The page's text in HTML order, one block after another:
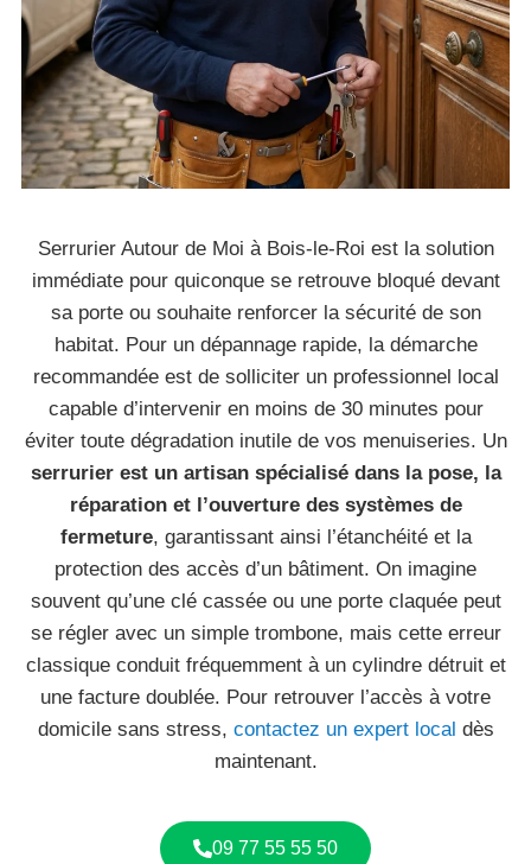
Serrurier Autour de Moi à Bois-le-Roi est la solution
immédiate pour quiconque se retrouve bloqué devant
sa porte ou souhaite renforcer la sécurité de son
habitat. Pour un dépannage rapide, la démarche
recommandée est de solliciter un professionnel local
capable d’intervenir en moins de 30 minutes pour
éviter toute dégradation inutile de vos menuiseries. Un
serrurier est un artisan spécialisé dans la pose, la
réparation et l’ouverture des systèmes de
fermeture, garantissant ainsi l’étanchéité et la
protection des accès d’un bâtiment. On imagine
souvent qu’une clé cassée ou une porte claquée peut
se régler avec un simple trombone, mais cette erreur
classique conduit fréquemment à un cylindre détruit et
une facture doublée. Pour retrouver l’accès à votre
domicile sans stress, contactez un expert local dès
maintenant.
09 77 55 55 50